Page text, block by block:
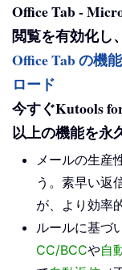
Office Tab -
閲覧を有効化し
Office Tab の機
ロード
今すぐKutools
以上の機能を永
メールの生産
う。素早い返
が、より効率
ルールに基づ
CC/BCCや自